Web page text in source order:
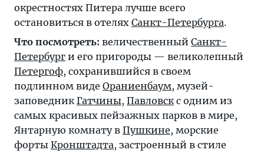
окрестностях Питера лучше всего
остановиться в отелях Санкт-Петербурга.
Что посмотреть: величественный Санкт-
Петербург и его пригороды — великолепный
Петергоф, сохранившийся в своем
подлинном виде Ораниенбаум, музей-
заповедникГатчины, Павловскс одним из
самых красивых пейзажных парков в мире,
Янтарную комнату в Пушкине, морские
форты Кронштадта, застроенный в стиле